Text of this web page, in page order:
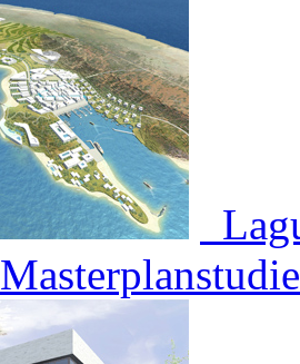
Masterplanstudie